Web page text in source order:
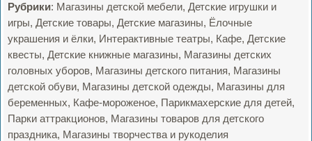
Рубрики: Магазины детской мебели, Детские игрушки и
игры, Детские товары, Детские магазины, Ёлочные
украшения и ёлки, Интерактивные театры, Кафе, Детские
квесты, Детские книжные магазины, Магазины детских
головных уборов, Магазины детского питания, Магазины
детской обуви, Магазины детской одежды, Магазины для
беременных, Кафе-мороженое, Парикмахерские для детей,
Парки аттракционов, Магазины товаров для детского
праздника, Магазины творчества и рукоделия